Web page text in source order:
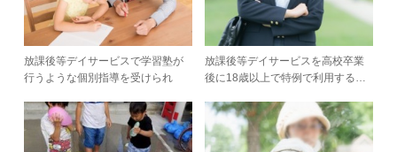
放課後等デイサービスで学習塾が
行うような個別指導を受けられ
放課後等デイサービスを高校卒業
後に18歳以上で特例で利用する…